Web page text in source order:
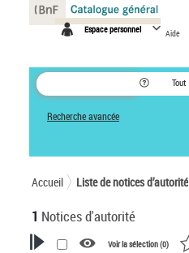
Espace personnel Aide
Tout
Recherche avancée
Accueil Liste de notices d’autorité
1 Notices d'autorité
Voir la sélection (0)
Panneau de gestion des cookies